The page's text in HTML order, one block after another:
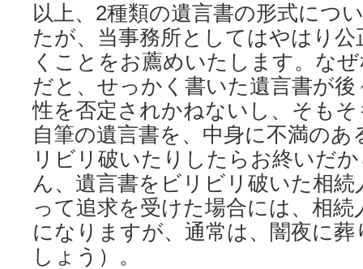
以上、2種類の遺言書の形式につ
たが、当事務所としてはやはり
くことをお薦めいたします。な
だと、せっかく書いた遺言書が
性を否定されかねないし、そも
自筆の遺言書を、中身に不満のあ
リビリ破いたりしたらお終いだ
ん、遺言書をビリビリ破いた相
って追求を受けた場合には、相
になりますが、通常は、闇夜に
しょう）。